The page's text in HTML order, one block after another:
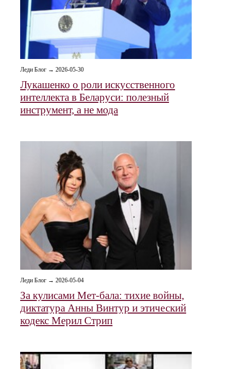
Леди Блог → 2026-05-30
Лукашенко о роли искусственного
интеллекта в Беларуси: полезный
инструмент, а не мода
Леди Блог → 2026-05-04
За кулисами Мет-бала: тихие войны,
диктатура Анны Винтур и этический
кодекс Мерил Стрип